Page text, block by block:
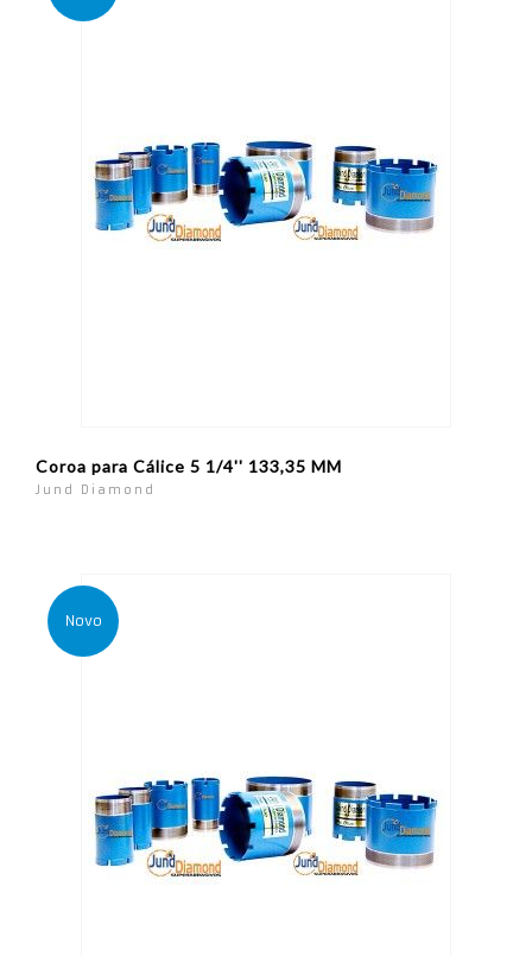
Coroa para Cálice 5 1/4'' 133,35 MM
Jund Diamond
Novo